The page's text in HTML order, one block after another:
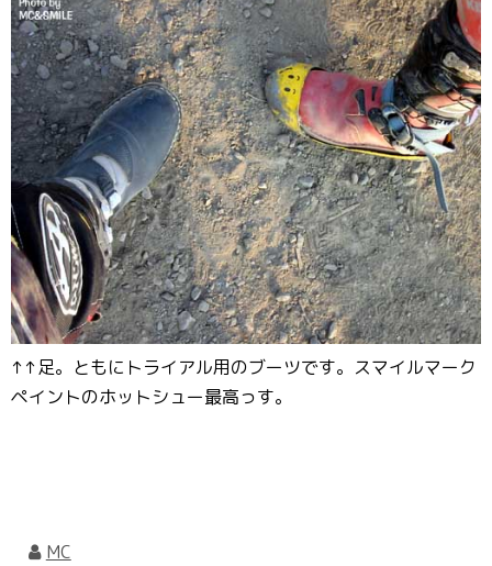
↑↑足。ともにトライアル用のブーツです。スマイルマーク
ペイントのホットシュー最高っす。
MC